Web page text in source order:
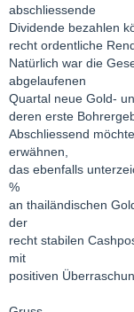
abschliessende
Dividende bezahlen
recht ordentliche
Natürlich war die
abgelaufenen
Quartal neue Gold-
deren erste
Abschliessend
erwähnen,
das ebenfalls
%
an thailändischen
der
recht stabilen
mit
positiven